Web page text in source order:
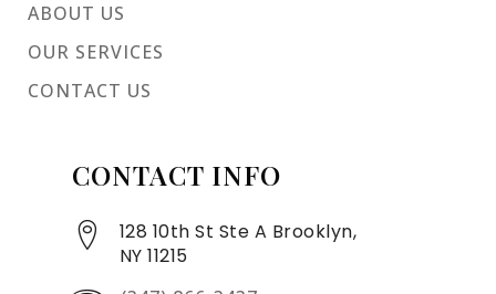
ABOUT US
OUR SERVICES
CONTACT US
CONTACT INFO
128 10th St Ste A Brooklyn,
NY 11215